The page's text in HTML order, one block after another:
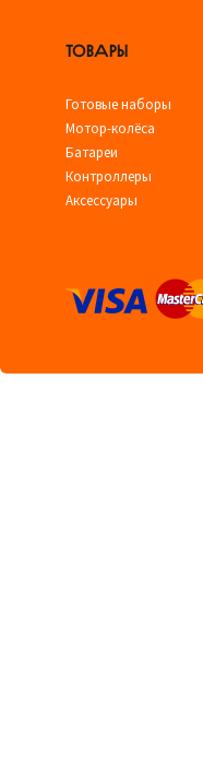
ТОВАРЫ
Готовые наборы
Мотор-колёса
Батареи
Контроллеры
Аксессуары